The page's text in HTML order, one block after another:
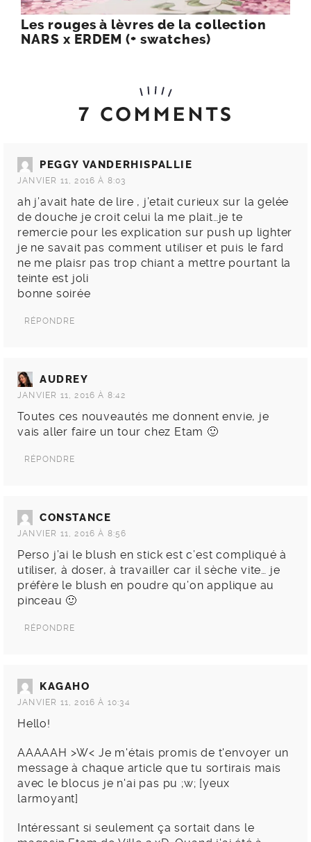
Les rouges à lèvres de la collection
NARS x ERDEM (+ swatches)
7 COMMENTS
PEGGY VANDERHISPALLIE
JANVIER 11, 2016 À 8:03
ah j’avait hate de lire , j’etait curieux sur la gelée
de douche je croit celui la me plait…je te
remercie pour les explication sur push up lighter
je ne savait pas comment utiliser et puis le fard
ne me plaisr pas trop chiant a mettre pourtant la
teinte est joli
bonne soirée
RÉPONDRE
AUDREY
JANVIER 11, 2016 À 8:42
Toutes ces nouveautés me donnent envie, je
vais aller faire un tour chez Etam 🙂
RÉPONDRE
CONSTANCE
JANVIER 11, 2016 À 8:56
Perso j’ai le blush en stick est c’est compliqué à
utiliser, à doser, à travailler car il sèche vite… je
préfère le blush en poudre qu’on applique au
pinceau 🙂
RÉPONDRE
KAGAHO
JANVIER 11, 2016 À 10:34
Hello!
AAAAAH >W< Je m'étais promis de t'envoyer un
message à chaque article que tu sortirais mais
avec le blocus je n'ai pas pu ;w; [yeux
larmoyant]
Intéressant si seulement ça sortait dans le